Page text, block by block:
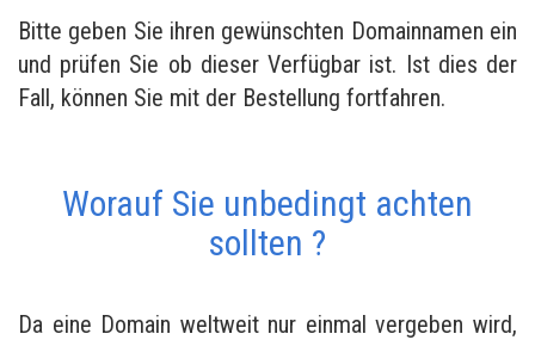
Bitte geben Sie ihren gewünschten Domainnamen ein
und prüfen Sie ob dieser Verfügbar ist. Ist dies der
Fall, können Sie mit der Bestellung fortfahren.
Worauf Sie unbedingt achten
sollten ?
Da eine Domain weltweit nur einmal vergeben wird,